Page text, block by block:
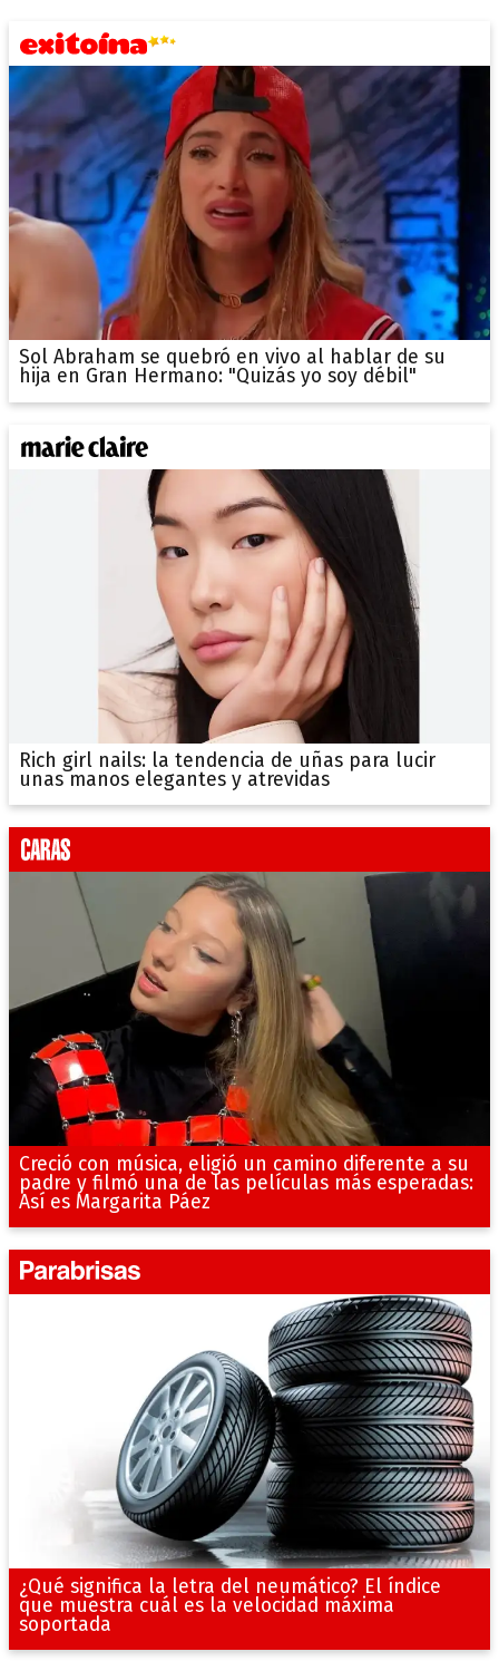
Sol Abraham se quebró en vivo al hablar de su
hija en Gran Hermano: "Quizás yo soy débil"
Rich girl nails: la tendencia de uñas para lucir
unas manos elegantes y atrevidas
Creció con música, eligió un camino diferente a su
padre y filmó una de las películas más esperadas:
Así es Margarita Páez
¿Qué significa la letra del neumático? El índice
que muestra cuál es la velocidad máxima
soportada